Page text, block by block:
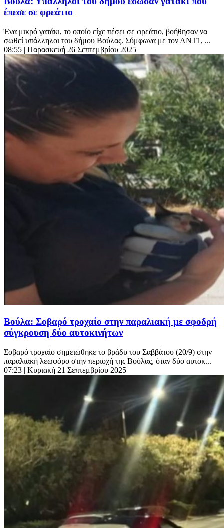
έπεσε σε φρεάτιο
Ένα μικρό γατάκι, το οποίο είχε πέσει σε φρεάτιο, βοήθησαν να
σωθεί υπάλληλοι του δήμου Βούλας. Σύμφωνα με τον ΑΝΤ1, ...
08:55 | Παρασκευή 26 Σεπτεμβρίου 2025
Βούλα: Σοβαρό τροχαίο στην παραλιακή με σφοδρή
σύγκρουση δύο αυτοκινήτων
Σοβαρό τροχαίο σημειώθηκε το βράδυ του Σαββάτου (20/9) στην
παραλιακή λεωφόρο στην περιοχή της Βούλας, όταν δύο αυτοκ...
07:23 | Κυριακή 21 Σεπτεμβρίου 2025